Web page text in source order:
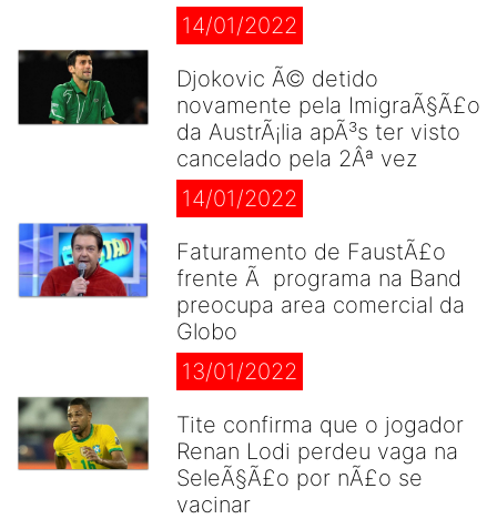
14/01/2022
Djokovic Ã© detido
novamente pela ImigraÃ§Ã£o
da AustrÃ¡lia apÃ³s ter visto
cancelado pela 2Âª vez
14/01/2022
Faturamento de FaustÃ£o
frente Ã programa na Band
preocupa area comercial da
Globo
13/01/2022
Tite confirma que o jogador
Renan Lodi perdeu vaga na
SeleÃ§Ã£o por nÃ£o se
vacinar